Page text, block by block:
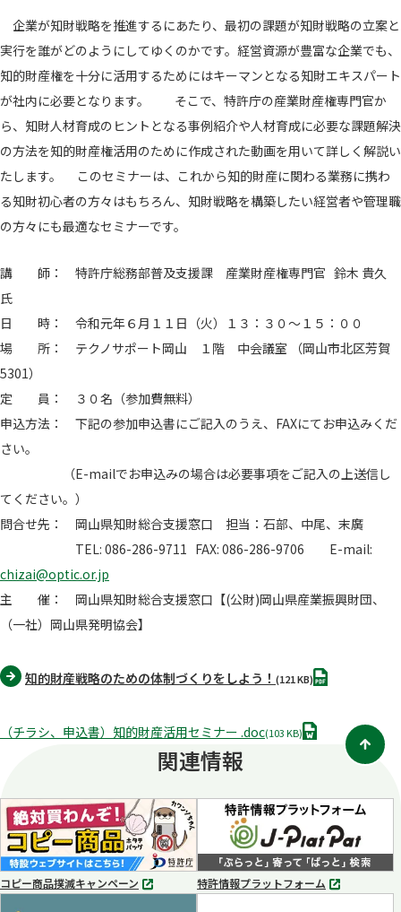
企業が知財戦略を推進するにあたり、最初の課題が知財戦略の立案と
実行を誰がどのようにしてゆくのかです。経営資源が豊富な企業でも、
知的財産権を十分に活用するためにはキーマンとなる知財エキスパート
が社内に必要となります。 そこで、特許庁の産業財産権専門官か
ら、知財人材育成のヒントとなる事例紹介や人材育成に必要な課題解決
の方法を知的財産権活用のために作成された動画を用いて詳しく解説い
たします。 このセミナーは、これから知的財産に関わる業務に携わ
る知財初心者の方々はもちろん、知財戦略を構築したい経営者や管理職
の方々にも最適なセミナーです。
講 師： 特許庁総務部普及支援課 産業財産権専門官 鈴木 貴久
氏
日 時： 令和元年６月１１日（火）１３：３０～１５：００
場 所： テクノサポート岡山 １階 中会議室 （岡山市北区芳賀
5301）
定 員： ３０名（参加費無料）
申込方法： 下記の参加申込書にご記入のうえ、FAXにてお申込みくだ
さい。
（E-mailでお申込みの場合は必要事項をご記入の上送信し
てください。）
問合せ先： 岡山県知財総合支援窓口 担当：石部、中尾、末廣
TEL: 086-286-9711 FAX: 086-286-9706 E-mail:
chizai@optic.or.jp
主 催： 岡山県知財総合支援窓口【(公財)岡山県産業振興財団、
（一社）岡山県発明協会】
知的財産戦略のための体制づくりをしよう！ (121 KB)PDF
（チラシ、申込書）知的財産活用セミナー .doc(103 KB)D
関連情報
コピー商品撲滅キャンペーン
別
特許情報プラットフォーム
別